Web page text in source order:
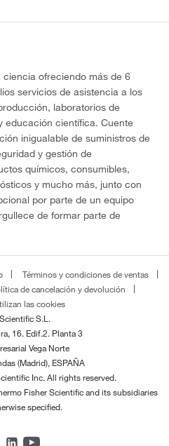
ofreciendo más de 6
servicios de asistencia a los
laboratorios de
educación científica. Cuente
inigualable de suministros de
y gestión de
químicos, consumibles,
y mucho más, junto con
por parte de un equipo
de formar parte de
Términos y condiciones de ventas
de cancelación y devolución
las cookies
S.L.
16. Edif.2. Planta 3
Vega Norte
(Madrid), ESPAÑA
Inc. All rights reserved.
Fisher Scientific and its subsidiaries
specified.